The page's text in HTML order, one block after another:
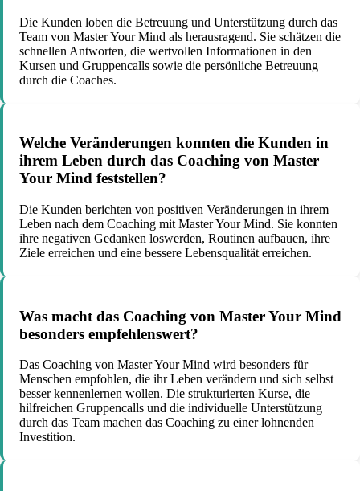
Die Kunden loben die Betreuung und Unterstützung durch das
Team von Master Your Mind als herausragend. Sie schätzen die
schnellen Antworten, die wertvollen Informationen in den
Kursen und Gruppencalls sowie die persönliche Betreuung
durch die Coaches.
Welche Veränderungen konnten die Kunden in
ihrem Leben durch das Coaching von Master
Your Mind feststellen?
Die Kunden berichten von positiven Veränderungen in ihrem
Leben nach dem Coaching mit Master Your Mind. Sie konnten
ihre negativen Gedanken loswerden, Routinen aufbauen, ihre
Ziele erreichen und eine bessere Lebensqualität erreichen.
Was macht das Coaching von Master Your Mind
besonders empfehlenswert?
Das Coaching von Master Your Mind wird besonders für
Menschen empfohlen, die ihr Leben verändern und sich selbst
besser kennenlernen wollen. Die strukturierten Kurse, die
hilfreichen Gruppencalls und die individuelle Unterstützung
durch das Team machen das Coaching zu einer lohnenden
Investition.